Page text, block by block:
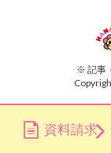
※ 記事
資料請求